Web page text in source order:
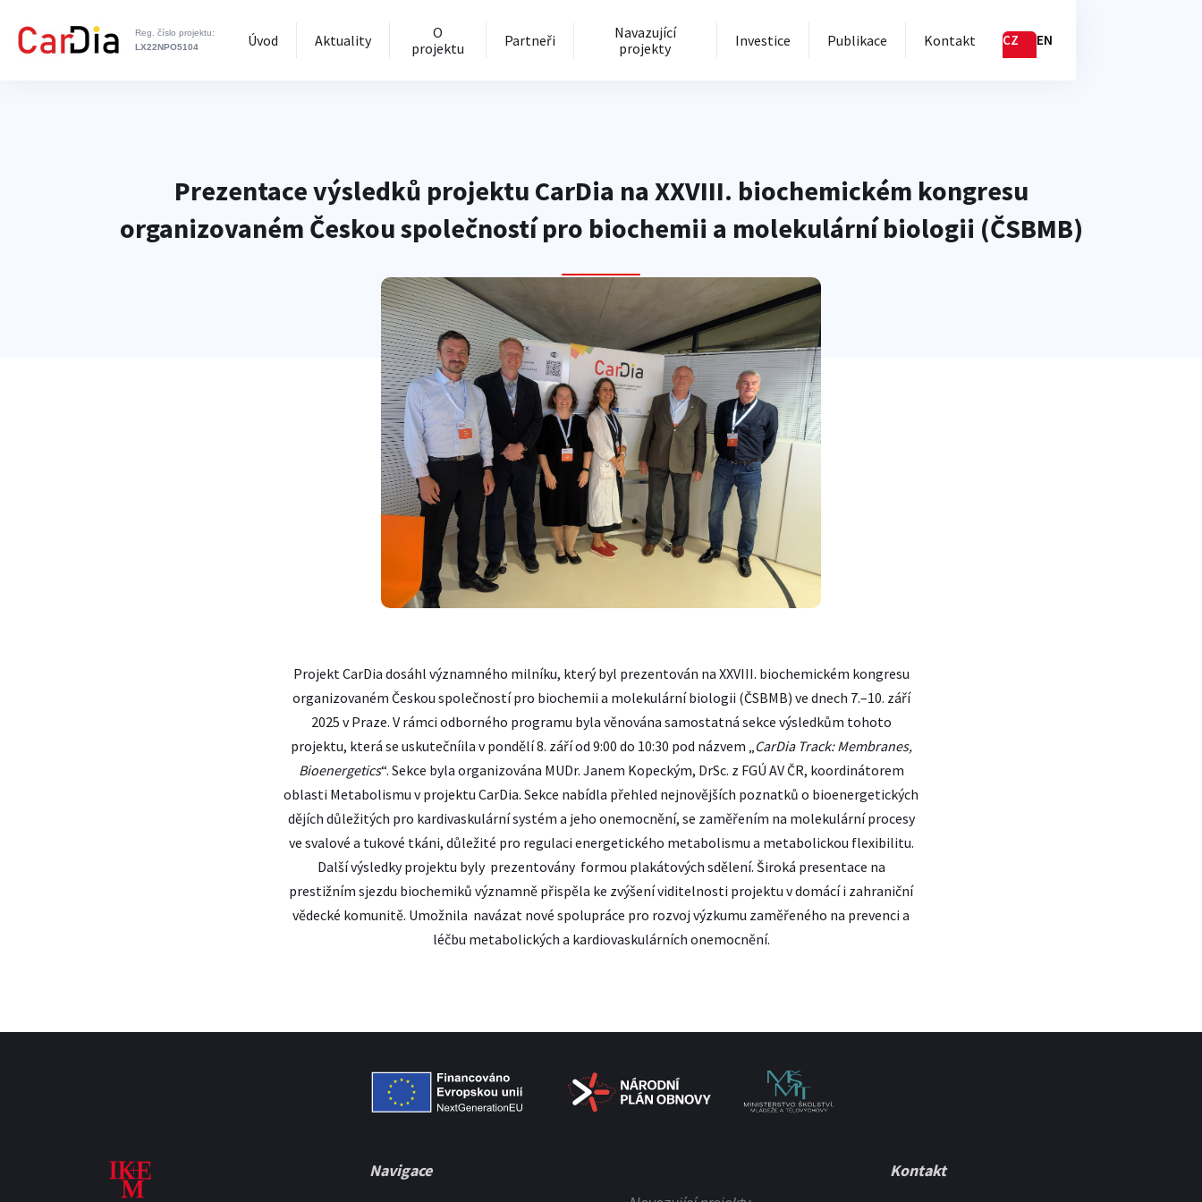
Reg. číslo projektu:
LX22NPO5104
Úvod Aktuality
O
projektu
Partneři
Navazující
projekty
Investice Publikace Kontakt CZ EN
Prezentace výsledků projektu CarDia na XXVIII. biochemickém kongresu
organizovaném Českou společností pro biochemii a molekulární biologii (ČSBMB)
Projekt CarDia dosáhl významného milníku, který byl prezentován na XXVIII. biochemickém kongresu
organizovaném Českou společností pro biochemii a molekulární biologii (ČSBMB) ve dnech 7.–10. září
2025 v Praze. V rámci odborného programu byla věnována samostatná sekce výsledkům tohoto
projektu, která se uskutečníila v pondělí 8. září od 9:00 do 10:30 pod názvem „CarDia Track: Membranes,
Bioenergetics“. Sekce byla organizována MUDr. Janem Kopeckým, DrSc. z FGÚ AV ČR, koordinátorem
oblasti Metabolismu v projektu CarDia. Sekce nabídla přehled nejnovějších poznatků o bioenergetických
dějích důležitých pro kardivaskulární systém a jeho onemocnění, se zaměřením na molekulární procesy
ve svalové a tukové tkáni, důležité pro regulaci energetického metabolismu a metabolickou flexibilitu.
Další výsledky projektu byly prezentovány formou plakátových sdělení. Široká presentace na
prestižním sjezdu biochemiků významně přispěla ke zvýšení viditelnosti projektu v domácí i zahraniční
vědecké komunitě. Umožnila navázat nové spolupráce pro rozvoj výzkumu zaměřeného na prevenci a
léčbu metabolických a kardiovaskulárních onemocnění.
Navigace Kontakt